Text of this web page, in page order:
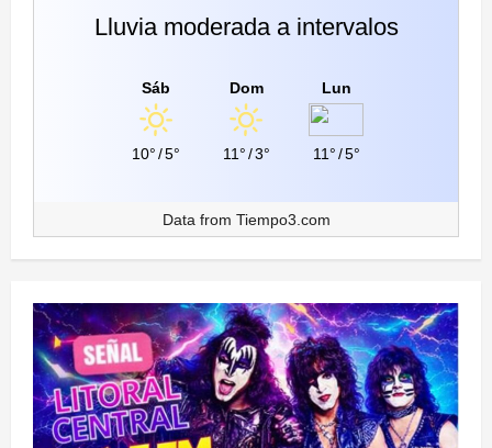
Lluvia moderada a intervalos
Sáb
10°/5°
Dom
11°/3°
Lun
11°/5°
Data from Tiempo3.com